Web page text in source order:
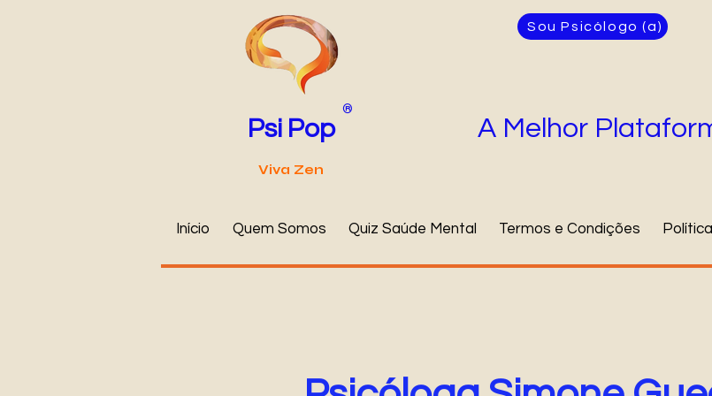
Psi Pop
®
Viva Zen
Sou Psicólogo (a)
A Melhor
Início Quem Somos Quiz Saúde Mental Termos e Condições